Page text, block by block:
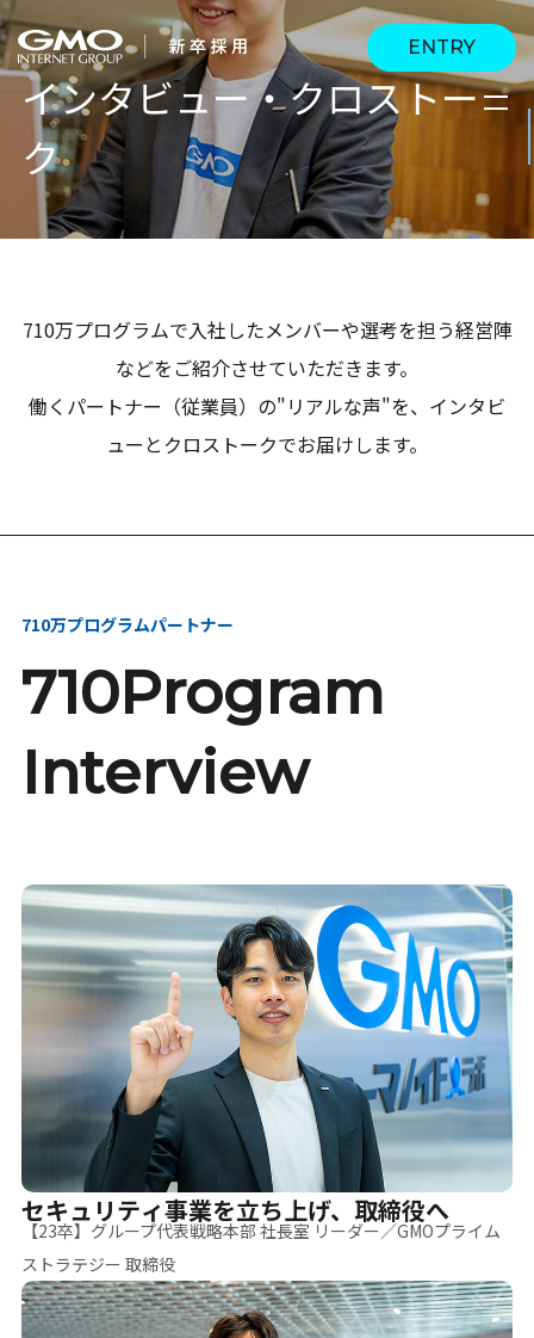
ENTRY
会社を知る
企業情報 CEOメッセージ
インタビュー・クロス
キャリアパス
働く環境
待遇・福利厚生 人財育成制度
オフィスツアー 社内イベント
AI活用
インタビュー・クロストー
ク
710万プログラムで入社したメンバーや選考を担う経営陣
などをご紹介させていただきます。
働くパートナー（従業員）の"リアルな声"を、インタビ
ューとクロストークでお届けします。
710万プログラムパートナー
710Program
Interview
セキュリティ事業を立ち上げ、取締役へ
【23卒】グループ代表戦略本部 社長室 リーダー／GMOプライム
ストラテジー 取締役